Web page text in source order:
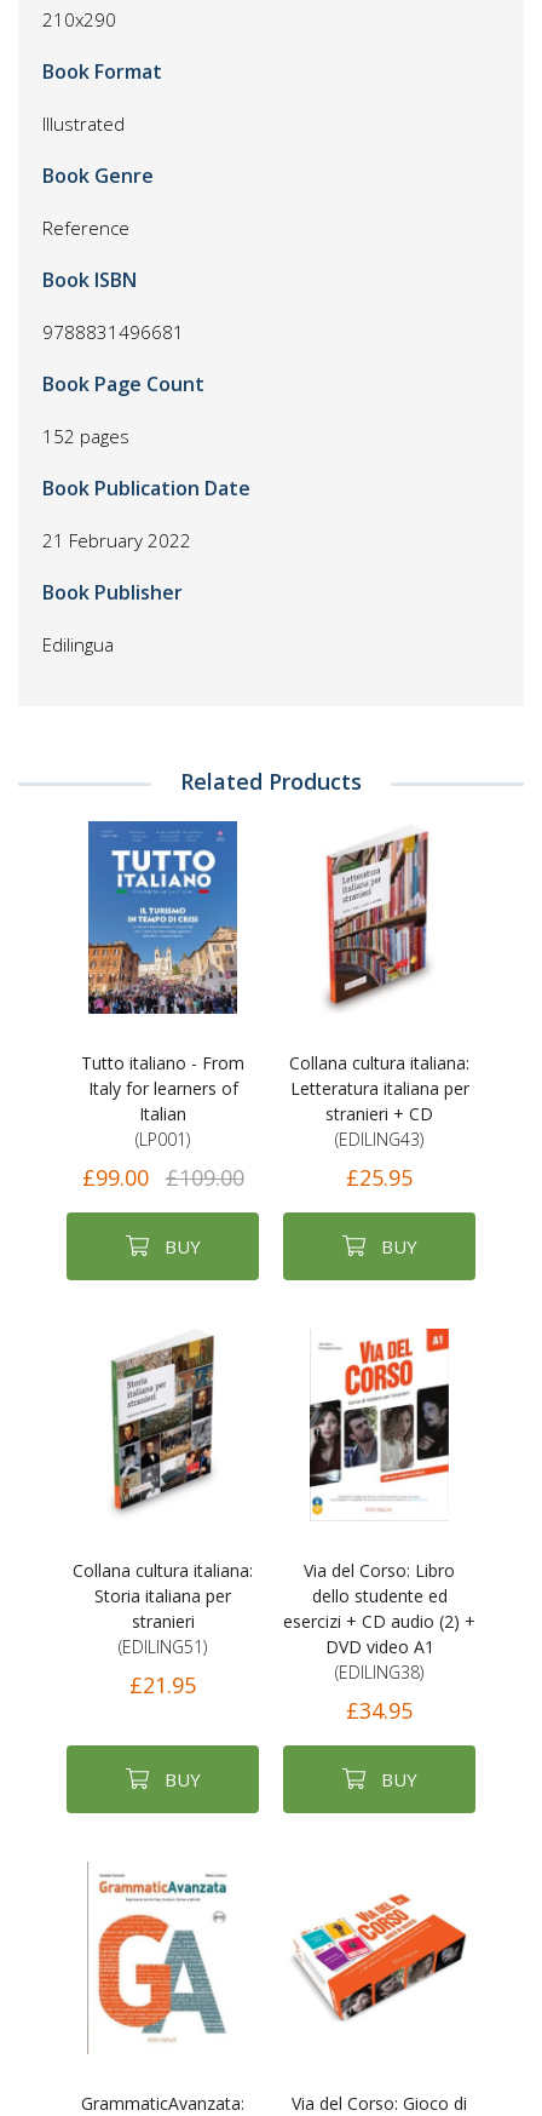
210x290
Book Format
Illustrated
Book Genre
Reference
Book ISBN
9788831496681
Book Page Count
152 pages
Book Publication Date
21 February 2022
Book Publisher
Edilingua
Related Products
Tutto italiano - From
Italy for learners of
Italian
(LP001)
£99.00 £109.00
BUY
Collana cultura italiana:
Letteratura italiana per
stranieri + CD
(EDILING43)
£25.95
BUY
Collana cultura italiana:
Storia italiana per
stranieri
(EDILING51)
£21.95
BUY
Via del Corso: Libro
dello studente ed
esercizi + CD audio (2) +
DVD video A1
(EDILING38)
£34.95
BUY
GrammaticAvanzata:
Via del Corso: Gioco di